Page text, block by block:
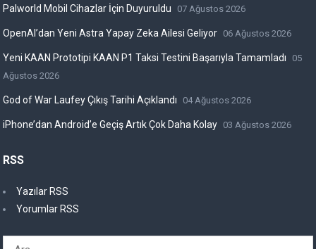
Palworld Mobil Cihazlar İçin Duyuruldu 07 Ağustos 2026
OpenAI’dan Yeni Astra Yapay Zeka Ailesi Geliyor 06 Ağustos 2026
Yeni KAAN Prototipi KAAN P1 Taksi Testini Başarıyla Tamamladı
05
Ağustos 2026
God of War Laufey Çıkış Tarihi Açıklandı 04 Ağustos 2026
iPhone’dan Android’e Geçiş Artık Çok Daha Kolay 03 Ağustos 2026
RSS
Yazılar RSS
Yorumlar RSS
Arama: